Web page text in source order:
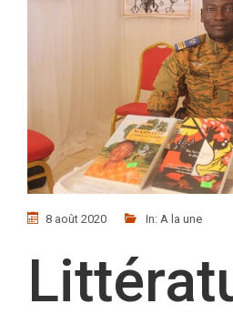
8 août 2020 In: A la une